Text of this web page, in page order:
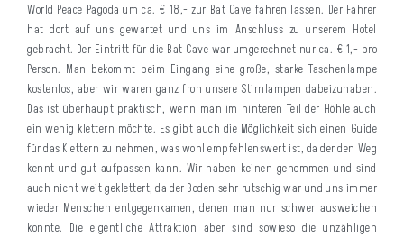
World Peace Pagoda um ca. € 18,- zur Bat Cave fahren lassen. Der Fahrer
hat dort auf uns gewartet und uns im Anschluss zu unserem Hotel
gebracht. Der Eintritt für die Bat Cave war umgerechnet nur ca. € 1,- pro
Person. Man bekommt beim Eingang eine große, starke Taschenlampe
kostenlos, aber wir waren ganz froh unsere Stirnlampen dabeizuhaben.
Das ist überhaupt praktisch, wenn man im hinteren Teil der Höhle auch
ein wenig klettern möchte. Es gibt auch die Möglichkeit sich einen Guide
für das Klettern zu nehmen, was wohl empfehlenswert ist, da der den Weg
kennt und gut aufpassen kann. Wir haben keinen genommen und sind
auch nicht weit geklettert, da der Boden sehr rutschig war und uns immer
wieder Menschen entgegenkamen, denen man nur schwer ausweichen
konnte. Die eigentliche Attraktion aber sind sowieso die unzähligen